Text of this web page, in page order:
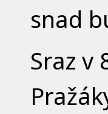
snad
Sraz v